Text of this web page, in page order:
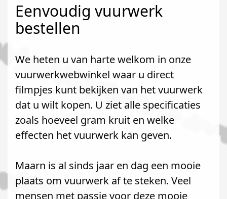
Eenvoudig vuurwerk
bestellen
We heten u van harte welkom in onze
vuurwerkwebwinkel waar u direct
filmpjes kunt bekijken van het vuurwerk
dat u wilt kopen. U ziet alle specificaties
zoals hoeveel gram kruit en welke
effecten het vuurwerk kan geven.
Maarn is al sinds jaar en dag een mooie
plaats om vuurwerk af te steken. Veel
mensen met passie voor deze mooie